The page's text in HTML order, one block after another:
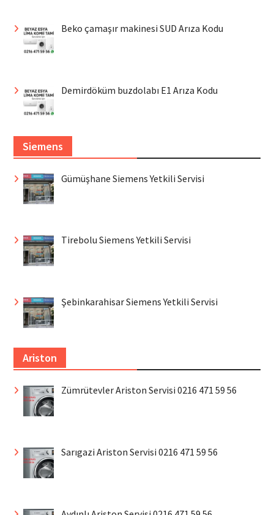
Beko çamaşır makinesi SUD Arıza Kodu
Demirdöküm buzdolabı E1 Arıza Kodu
Siemens
Gümüşhane Siemens Yetkili Servisi
Tirebolu Siemens Yetkili Servisi
Şebinkarahisar Siemens Yetkili Servisi
Ariston
Zümrütevler Ariston Servisi 0216 471 59 56
Sarıgazi Ariston Servisi 0216 471 59 56